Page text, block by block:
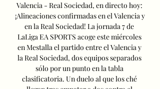
Valencia - Real Sociedad, en directo hoy:
¡Alineaciones confirmadas en el Valencia y
en la Real Sociedad! La jornada 7 de
LaLiga EA SPORTS acoge este miércoles
en Mestalla el partido entre el Valencia y
la Real Sociedad, dos equipos separados
sólo por un punto en la tabla
clasificatoria. Un duelo al que los ché